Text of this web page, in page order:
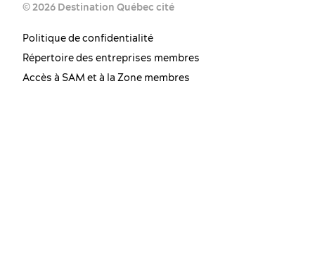
© 2026 Destination Québec cité
Politique de confidentialité
Répertoire des entreprises membres
Accès à SAM et à la Zone membres